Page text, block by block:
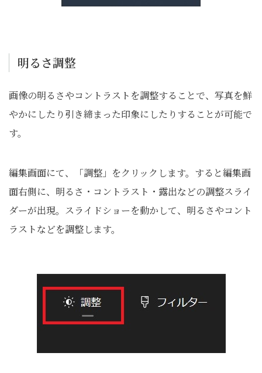
明るさ調整
画像の明るさやコントラストを調整することで、写真を鮮
やかにしたり引き締まった印象にしたりすることが可能で
す。
編集画面にて、「調整」をクリックします。すると編集画
面右側に、明るさ・コントラスト・露出などの調整スライ
ダーが出現。スライドショーを動かして、明るさやコント
ラストなどを調整します。